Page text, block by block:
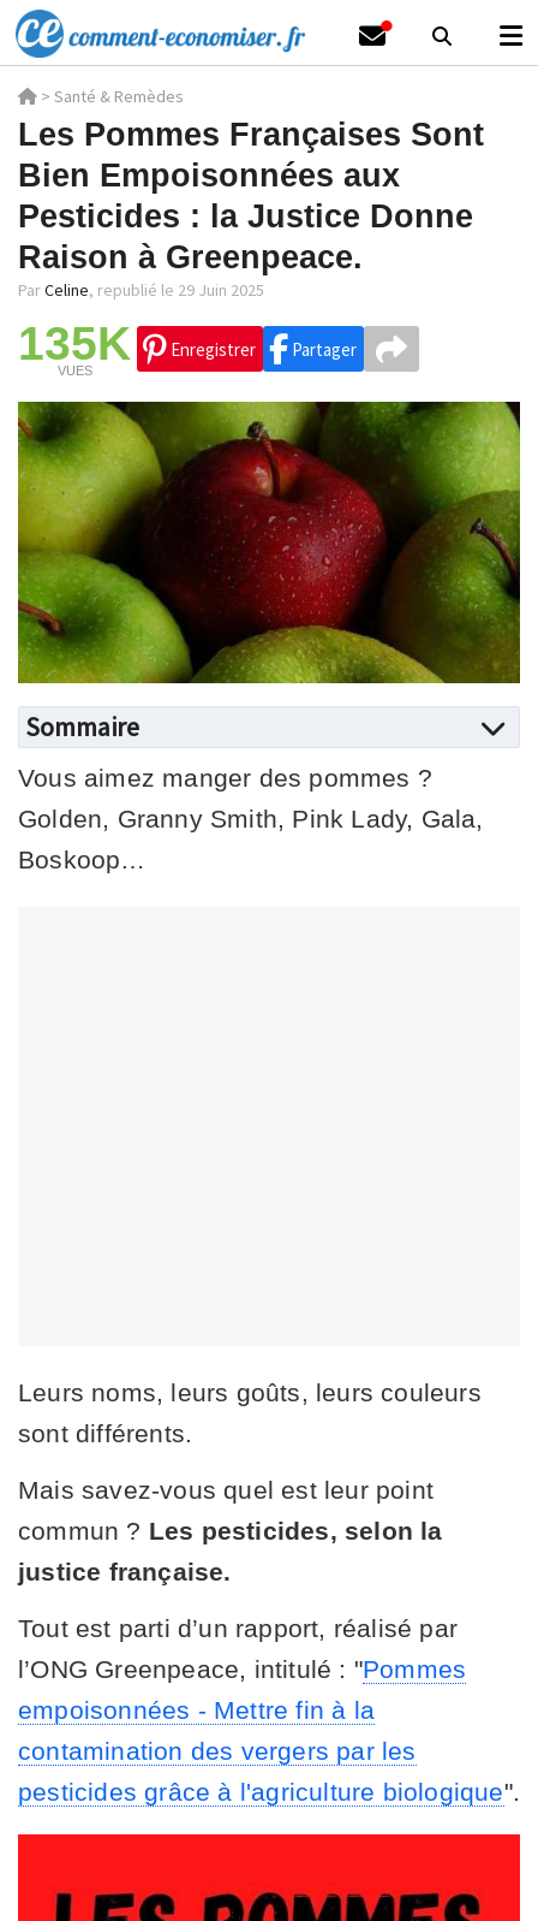
> Santé & Remèdes
Les Pommes Françaises Sont
Bien Empoisonnées aux
Pesticides : la Justice Donne
Raison à Greenpeace.
ParCeline, republié le 29 Juin 2025
135K
VUES
Enregistrer Partager
Sommaire
Vous aimez manger des pommes ?
Golden, Granny Smith, Pink Lady, Gala,
Boskoop…
Leurs noms, leurs goûts, leurs couleurs
sont différents.
Mais savez-vous quel est leur point
commun ? Les pesticides, selon la
justice française.
Tout est parti d’un rapport, réalisé par
l’ONG Greenpeace, intitulé : "Pommes
empoisonnées - Mettre fin à la
contamination des vergers par les
pesticides grâce à l'agriculture biologique".